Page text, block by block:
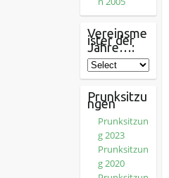
Vereinsme
ister der
Jahre…:
Prunksitzu
ngen
Prunksitzun
g 2023
Prunksitzun
g 2020